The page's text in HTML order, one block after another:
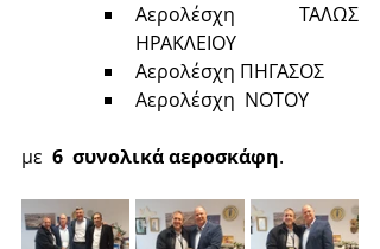
Αερολέσχη ΤΑΛΩΣ
ΗΡΑΚΛΕΙΟΥ
Αερολέσχη ΠΗΓΑΣΟΣ
Αερολέσχη  ΝΟΤΟΥ
με 6  συνολικά αεροσκάφη.